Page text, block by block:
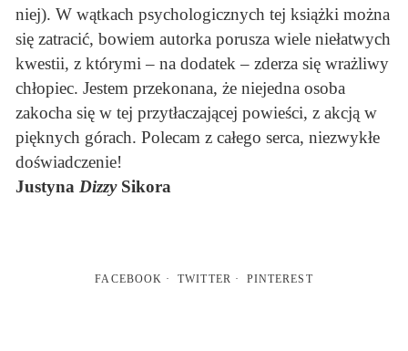
niej). W wątkach psychologicznych tej książki można
się zatracić, bowiem autorka porusza wiele niełatwych
kwestii, z którymi – na dodatek – zderza się wrażliwy
chłopiec. Jestem przekonana, że niejedna osoba
zakocha się w tej przytłaczającej powieści, z akcją w
pięknych górach. Polecam z całego serca, niezwykłe
doświadczenie!
Justyna DizzySikora
FACEBOOK TWITTER PINTEREST